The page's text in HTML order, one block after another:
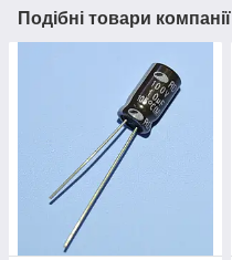
Подібні товари компанії